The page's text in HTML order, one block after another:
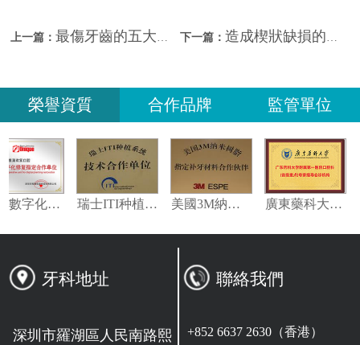
上一篇：最傷牙齒的五大行為！深圳牙科推薦？ 下一篇： 造成楔狀缺損的常見原因？北上睇牙推薦？
榮譽資質 合作品牌 監管單位
牙科地址
深圳市羅湖區人民南路熙
聯絡我們
+852 6637 2630（香港）